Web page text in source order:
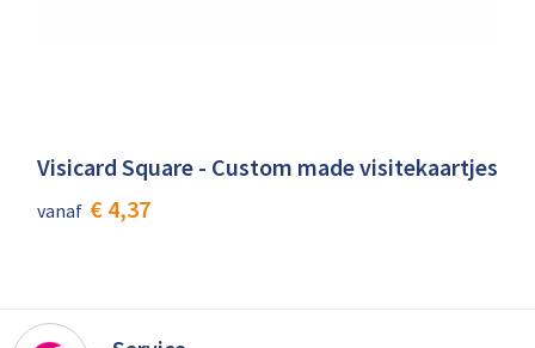
Visicard Square - Custom made visitekaartjes
vanaf € 4,37